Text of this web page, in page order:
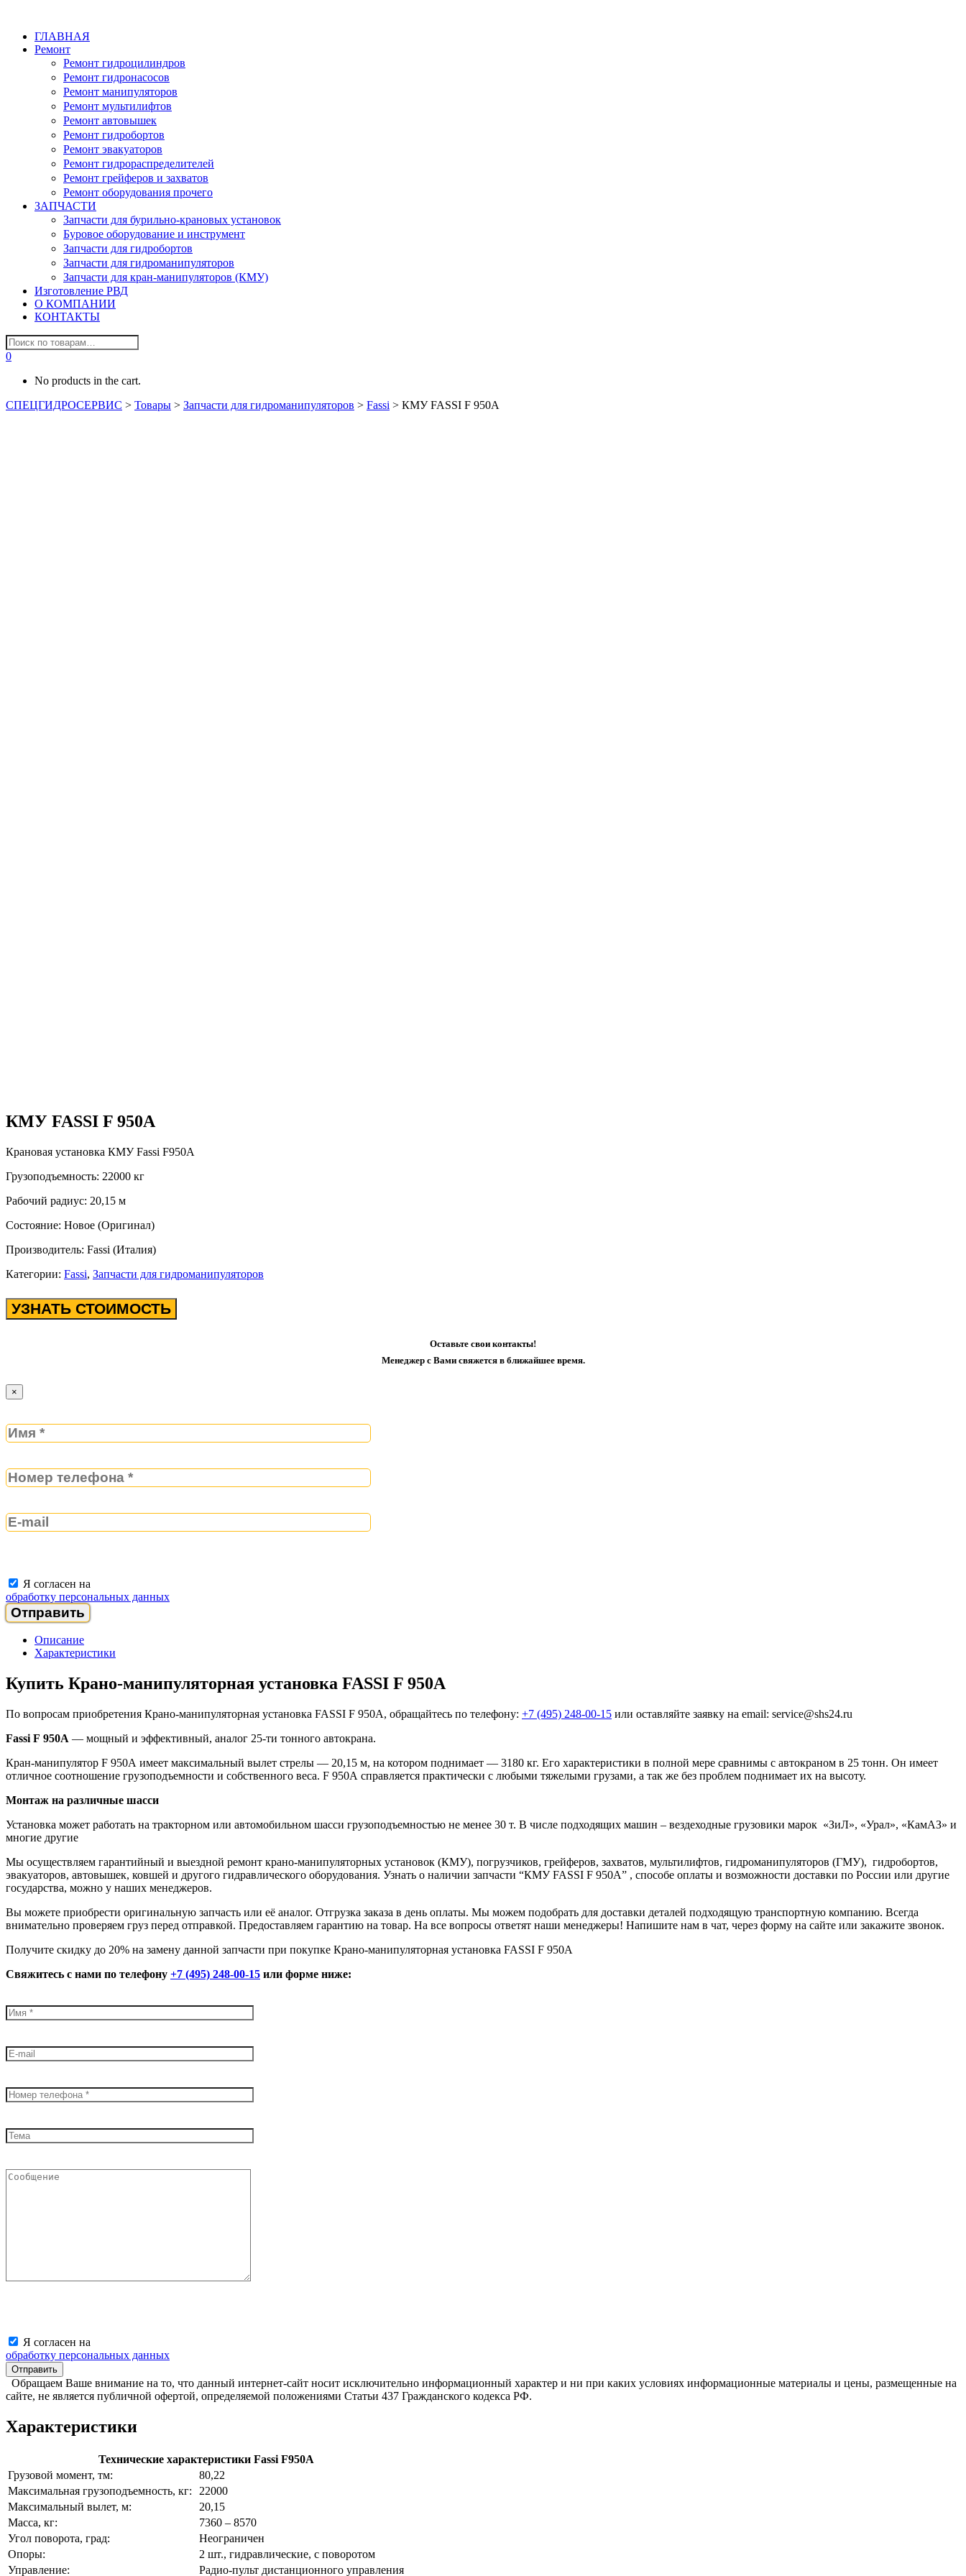
ГЛАВНАЯ
Ремонт
Ремонт гидроцилиндров
Ремонт гидронасосов
Ремонт манипуляторов
Ремонт мультилифтов
Ремонт автовышек
Ремонт гидробортов
Ремонт эвакуаторов
Ремонт гидрораспределителей
Ремонт грейферов и захватов
Ремонт оборудования прочего
ЗАПЧАСТИ
Запчасти для бурильно-крановых установок
Буровое оборудование и инструмент
Запчасти для гидробортов
Запчасти для гидроманипуляторов
Запчасти для кран-манипуляторов (КМУ)
Изготовление РВД
О КОМПАНИИ
КОНТАКТЫ
0
No products in the cart.
СПЕЦГИДРОСЕРВИС > Товары > Запчасти для гидроманипуляторов > Fassi > КМУ FASSI F 950A
КМУ FASSI F 950A
Крановая установка КМУ Fassi F950A
Грузоподъемность: 22000 кг
Рабочий радиус: 20,15 м
Состояние: Новое (Оригинал)
Производитель: Fassi (Италия)
Категории: Fassi, Запчасти для гидроманипуляторов
УЗНАТЬ СТОИМОСТЬ
Оставьте свои контакты!
Менеджер с Вами свяжется в ближайшее время.
×
Я согласен на
обработку персональных данных
Описание
Характеристики
Купить Крано-манипуляторная установка FASSI F 950A
По вопросам приобретения Крано-манипуляторная установка FASSI F 950A, обращайтесь по телефону: +7 (495) 248-00-15 или оставляйте заявку на email: service@shs24.ru
Fassi F 950А — мощный и эффективный, аналог 25-ти тонного автокрана.
Кран-манипулятор F 950А имеет максимальный вылет стрелы — 20,15 м, на котором поднимает — 3180 кг. Его характеристики в полной мере сравнимы с автокраном в 25 тонн. Он имеет
отличное соотношение грузоподъемности и собственного веса. F 950А справляется практически с любыми тяжелыми грузами, а так же без проблем поднимает их на высоту.
Монтаж на различные шасси
Установка может работать на тракторном или автомобильном шасси грузоподъемностью не менее 30 т. В числе подходящих машин – вездеходные грузовики марок «ЗиЛ», «Урал», «КамАЗ» и
многие другие
Мы осуществляем гарантийный и выездной ремонт крано-манипуляторных установок (КМУ), погрузчиков, грейферов, захватов, мультилифтов, гидроманипуляторов (ГМУ), гидробортов,
эвакуаторов, автовышек, ковшей и другого гидравлического оборудования. Узнать о наличии запчасти “КМУ FASSI F 950A” , способе оплаты и возможности доставки по России или другие
государства, можно у наших менеджеров.
Вы можете приобрести оригинальную запчасть или её аналог. Отгрузка заказа в день оплаты. Мы можем подобрать для доставки деталей подходящую транспортную компанию. Всегда
внимательно проверяем груз перед отправкой. Предоставляем гарантию на товар. На все вопросы ответят наши менеджеры! Напишите нам в чат, через форму на сайте или закажите звонок.
Получите скидку до 20% на замену данной запчасти при покупке Крано-манипуляторная установка FASSI F 950A
Свяжитесь с нами по телефону +7 (495) 248-00-15 или форме ниже:
Я согласен на
обработку персональных данных
Обращаем Ваше внимание на то, что данный интернет-сайт носит исключительно информационный характер и ни при каких условиях информационные материалы и цены, размещенные на
сайте, не является публичной офертой, определяемой положениями Статьи 437 Гражданского кодекса РФ.
Характеристики
Технические характеристики Fassi F950А
Грузовой момент, тм:
80,22
Максимальная грузоподъемность, кг:
22000
Максимальный вылет, м:
20,15
Масса, кг:
7360 – 8570
Угол поворота, град:
Неограничен
Опоры:
2 шт., гидравлические, с поворотом
Управление:
Радио-пульт дистанционного управления